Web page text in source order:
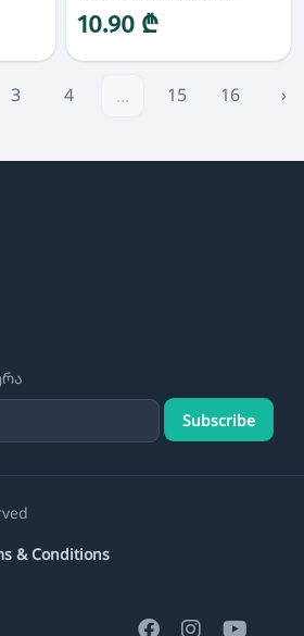
10.90 ₾
3 4 ... 15 16 ›
Subscribe
& Conditions